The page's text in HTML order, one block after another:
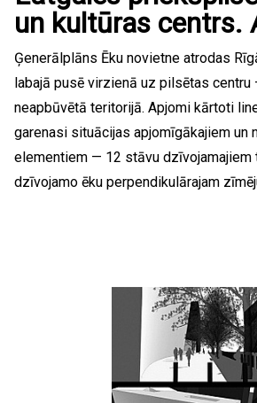
un kultūras centrs.
Ģenerālplāns Ēku novietne atrodas
labajā pusē virzienā uz pilsētas centru
neapbūvētā teritorijā. Apjomi kārtoti
garenasi situācijas apjomīgākajiem un
elementiem — 12 stāvu dzīvojamajiem
dzīvojamo ēku perpendikulārajam